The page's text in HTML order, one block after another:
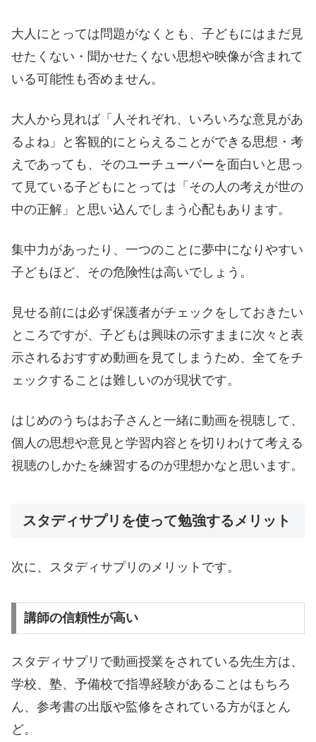
大人にとっては問題がなくとも、子どもにはまだ見
せたくない・聞かせたくない思想や映像が含まれて
いる可能性も否めません。
大人から見れば「人それぞれ、いろいろな意見があ
るよね」と客観的にとらえることができる思想・考
えであっても、そのユーチューバーを面白いと思っ
て見ている子どもにとっては「その人の考えが世の
中の正解」と思い込んでしまう心配もあります。
集中力があったり、一つのことに夢中になりやすい
子どもほど、その危険性は高いでしょう。
見せる前には必ず保護者がチェックをしておきたい
ところですが、子どもは興味の示すままに次々と表
示されるおすすめ動画を見てしまうため、全てをチ
ェックすることは難しいのが現状です。
はじめのうちはお子さんと一緒に動画を視聴して、
個人の思想や意見と学習内容とを切りわけて考える
視聴のしかたを練習するのが理想かなと思います。
スタディサプリを使って勉強するメリット
次に、スタディサプリのメリットです。
講師の信頼性が高い
スタディサプリで動画授業をされている先生方は、
学校、塾、予備校で指導経験があることはもちろ
ん、参考書の出版や監修をされている方がほとん
ど。